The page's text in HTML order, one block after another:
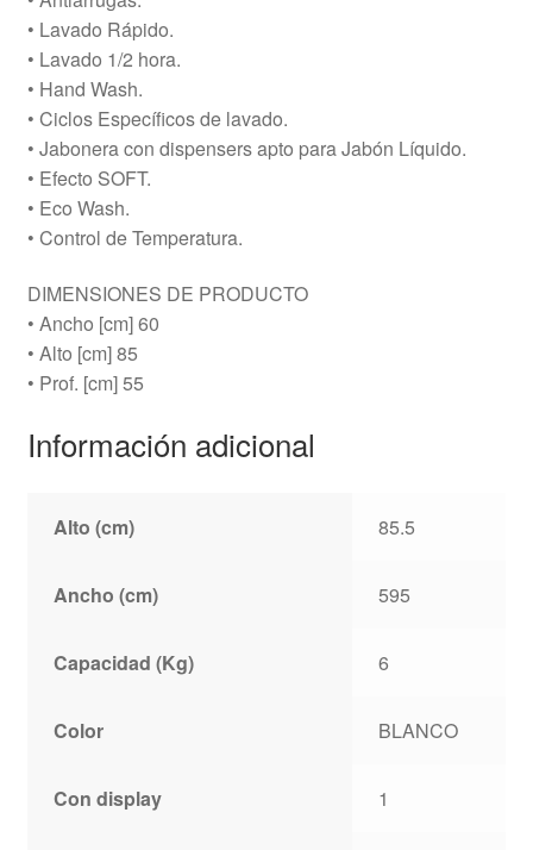
• Lavado Rápido.
• Lavado 1/2 hora.
• Hand Wash.
• Ciclos Específicos de lavado.
• Jabonera con dispensers apto para Jabón Líquido.
• Efecto SOFT.
• Eco Wash.
• Control de Temperatura.
DIMENSIONES DE PRODUCTO
• Ancho [cm] 60
• Alto [cm] 85
• Prof. [cm] 55
Información adicional
Alto (cm) 85.5
Ancho (cm) 595
Capacidad (Kg) 6
Color BLANCO
Con display 1